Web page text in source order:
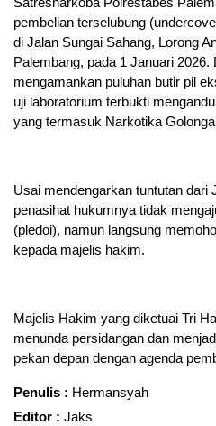
pembelian terselubung
di Jalan Sungai Sahang, Lorong
Palembang, pada 1 Januari
mengamankan puluhan butir pil
uji laboratorium terbukti
yang termasuk Narkotika
Usai mendengarkan tuntutan dari
penasihat hukumnya tidak
(pledoi), namun langsung
kepada majelis hakim.
Majelis Hakim yang diketuai Tri
menunda persidangan dan
pekan depan dengan agenda
Penulis : Hermansyah
Editor : Jaks